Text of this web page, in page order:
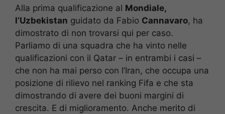
Alla prima qualificazione al Mondiale,
l’Uzbekistan guidato da Fabio Cannavaro, ha
dimostrato di non trovarsi qui per caso.
Parliamo di una squadra che ha vinto nelle
qualificazioni con il Qatar – in entrambi i casi –
che non ha mai perso con l’Iran, che occupa una
posizione di rilievo nel ranking Fifa e che sta
dimostrando di avere dei buoni margini di
crescita. E di miglioramento. Anche merito di